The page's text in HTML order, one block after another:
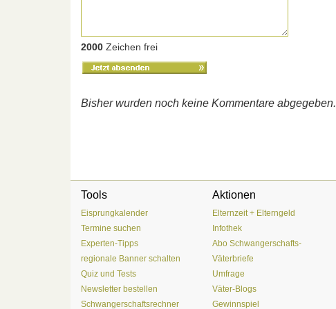
2000 Zeichen frei
Bisher wurden noch keine Kommentare abgegeben.
Tools
Eisprungkalender
Termine suchen
Experten-Tipps
regionale Banner schalten
Quiz und Tests
Newsletter bestellen
Schwangerschaftsrechner
Aktionen
Elternzeit + Elterngeld
Infothek
Abo Schwangerschafts-
Väterbriefe
Umfrage
Väter-Blogs
Gewinnspiel